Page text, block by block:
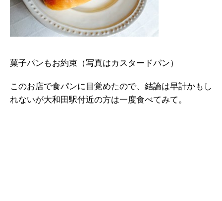
菓子パンもお約束（写真はカスタードパン）
このお店で食パンに目覚めたので、結論は早計かもし
れないが大和田駅付近の方は一度食べてみて。